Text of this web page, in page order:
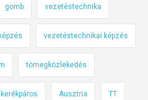
gomb vezetéstechnika
képzés vezetéstechnikai képzés
tömegközlekedés
kerékpáros Ausztria TT